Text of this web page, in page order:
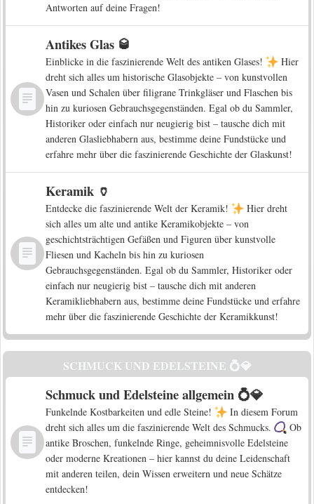
Antworten auf deine Fragen!
Antikes Glas 🥃
Einblicke in die faszinierende Welt des antiken Glases!
Hier
dreht sich alles um historische Glasobjekte – von kunstvollen
Vasen und Schalen über filigrane Trinkgläser und Flaschen bis
hin zu kuriosen Gebrauchsgegenständen. Egal ob du Sammler,
Historiker oder einfach nur neugierig bist – tausche dich mit
anderen Glasliebhabern aus, bestimme deine Fundstücke und
erfahre mehr über die faszinierende Geschichte der Glaskunst!
Keramik 🏺
Entdecke die faszinierende Welt der Keramik!
Hier dreht
sich alles um alte und antike Keramikobjekte – von
geschichtsträchtigen Gefäßen und Figuren über kunstvolle
Fliesen und Kacheln bis hin zu kuriosen
Gebrauchsgegenständen. Egal ob du Sammler, Historiker oder
einfach nur neugierig bist – tausche dich mit anderen
Keramikliebhabern aus, bestimme deine Fundstücke und erfahre
mehr über die faszinierende Geschichte der Keramikkunst!
SCHMUCK UND EDELSTEINE 💍💎
Schmuck und Edelsteine allgemein 💍💎
Funkelnde Kostbarkeiten und edle Steine!
In diesem Forum
dreht sich alles um die faszinierende Welt des Schmucks.
Ob
antike Broschen, funkelnde Ringe, geheimnisvolle Edelsteine
oder moderne Kreationen – hier kannst du deine Leidenschaft
mit anderen teilen, dein Wissen erweitern und neue Schätze
entdecken!